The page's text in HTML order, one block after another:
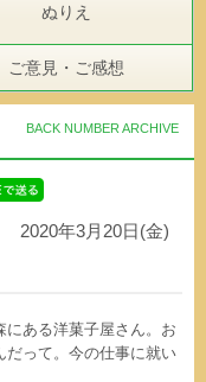
ぬりえ
ご意見・ご感想
BACK NUMBER ARCHIVE
2020年3月20日(金)
ある洋菓子屋さん。お
だって。今の仕事に就い